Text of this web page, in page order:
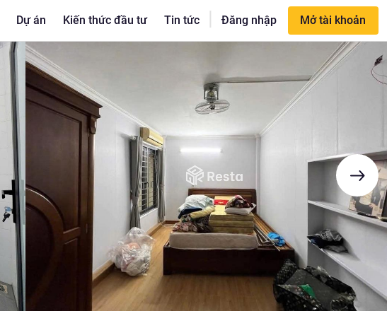
Dự án Kiến thức đầu tư Tin tức | Đăng nhập Mở tài khoản